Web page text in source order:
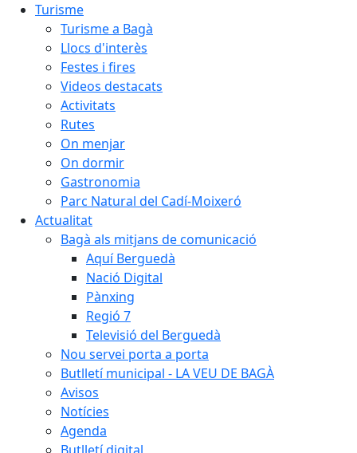
Turisme
Turisme a Bagà
Llocs d'interès
Festes i fires
Videos destacats
Activitats
Rutes
On menjar
On dormir
Gastronomia
Parc Natural del Cadí-Moixeró
Actualitat
Bagà als mitjans de comunicació
Aquí Berguedà
Nació Digital
Pànxing
Regió 7
Televisió del Berguedà
Nou servei porta a porta
Butlletí municipal - LA VEU DE BAGÀ
Avisos
Notícies
Agenda